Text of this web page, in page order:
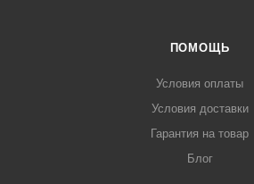
ПОМОЩЬ
Условия оплаты
Условия доставки
Гарантия на товар
Блог